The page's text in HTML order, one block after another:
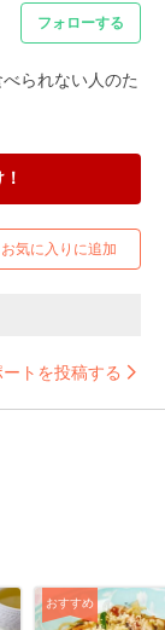
フォローする
られない人のた
お気に入りに追加
トを投稿する
おすすめ